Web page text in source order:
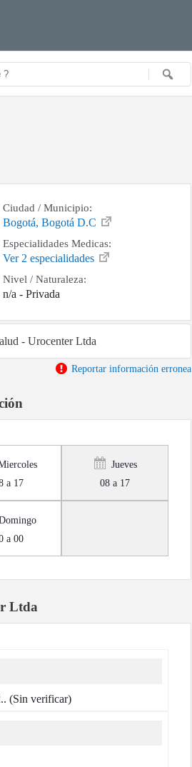
Ciudad / Municipio:
Bogotá, Bogotá D.C
Especialidades Medicas:
Ver 2 especialidades
Nivel / Naturaleza:
n/a - Privada
- Urocenter Ltda
Reportar información erronea
a 17
Jueves
08 a 17
a 00
Ltda
(Sin verificar)